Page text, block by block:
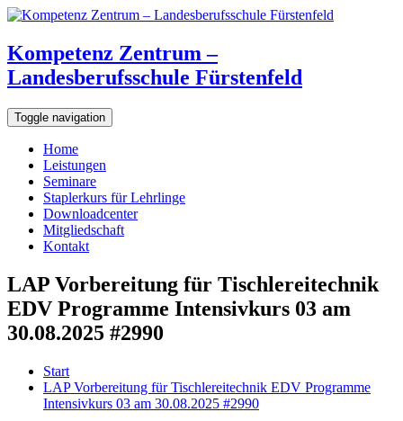
Kompetenz Zentrum –
Landesberufsschule Fürstenfeld
Toggle navigation
Home
Leistungen
Seminare
Staplerkurs für Lehrlinge
Downloadcenter
Mitgliedschaft
Kontakt
LAP Vorbereitung für Tischlereitechnik
EDV Programme Intensivkurs 03 am
30.08.2025 #2990
Start
LAP Vorbereitung für Tischlereitechnik EDV Programme
Intensivkurs 03 am 30.08.2025 #2990